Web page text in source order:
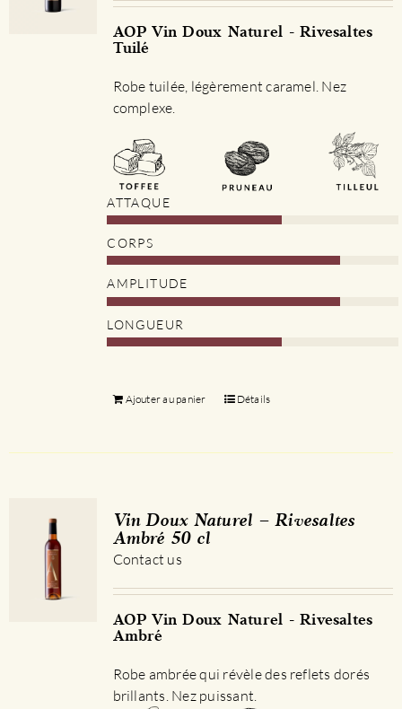
AOP Vin Doux Naturel - Rivesaltes
Tuilé
Robe tuilée, légèrement caramel. Nez
complexe.
ATTAQUE
CORPS
AMPLITUDE
LONGUEUR
Ajouter au panier Détails
Vin Doux Naturel – Rivesaltes
Ambré 50 cl
Contact us
AOP Vin Doux Naturel - Rivesaltes
Ambré
Robe ambrée qui révèle des reflets dorés
brillants. Nez puissant.